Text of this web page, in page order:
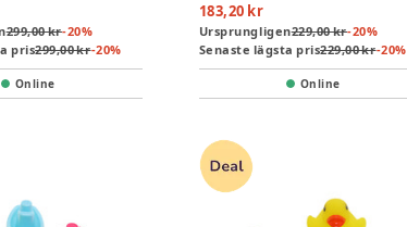
299,00 kr-20%
pris299,00 kr-20%
Online
183,20 kr
Ursprungligen229,00 kr-20%
Senaste lägsta pris229,00 kr-20%
Online